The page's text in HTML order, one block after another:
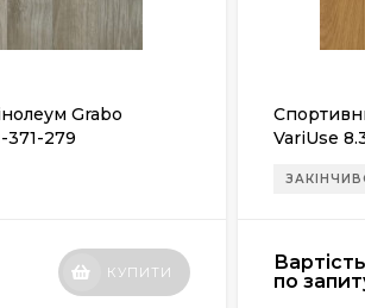
Grabo
371-279
КУПИТИ
VariUse
Вартість
по